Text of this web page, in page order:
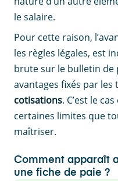
le salaire.
Pour cette raison,
les règles légales, est
brute sur le bulletin de
avantages fixés par les
cotisations. C’est le
certaines limites que
maîtriser.
Comment apparaît
une fiche de paie ?